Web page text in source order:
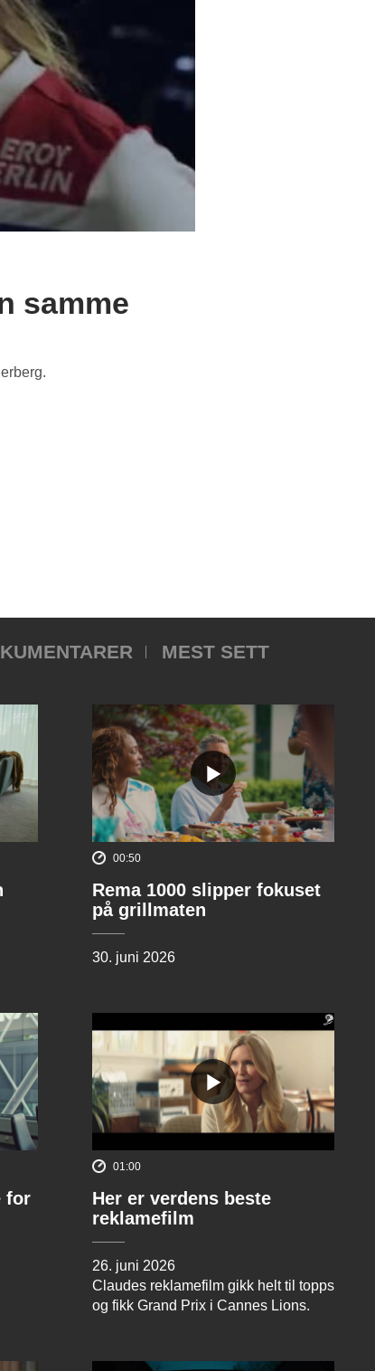
samme
MEST SETT
00:50
Rema 1000 slipper fokuset
på grillmaten
30. juni 2026
for
01:00
Her er verdens beste
reklamefilm
26. juni 2026
Claudes reklamefilm gikk helt til topps
og fikk Grand Prix i Cannes Lions.